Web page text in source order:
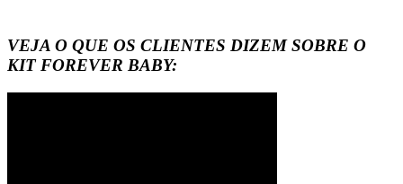
VEJA O QUE OS CLIENTES DIZEM SOBRE O
KIT FOREVER BABY: